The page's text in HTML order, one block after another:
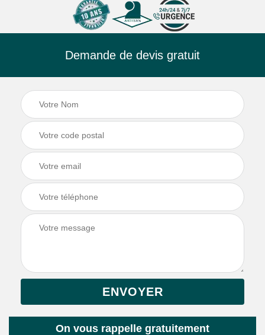
Demande de devis gratuit
On vous rappelle gratuitement